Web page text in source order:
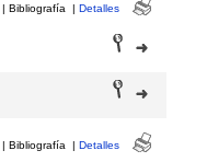
| Bibliografía | Detalles
| Bibliografía | Detalles